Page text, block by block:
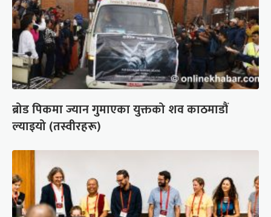
ब्रोड पिकमा ज्यान गुमाएका युक्तको शव काठमाडौं
ल्याइयो (तस्वीरहरू)